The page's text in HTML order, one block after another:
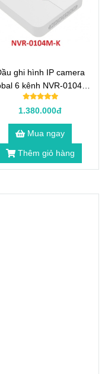
ghi hình IP camera
6 kênh NVR-0104M-
K
1.380.000đ
Mua ngay
Thêm giỏ hàng